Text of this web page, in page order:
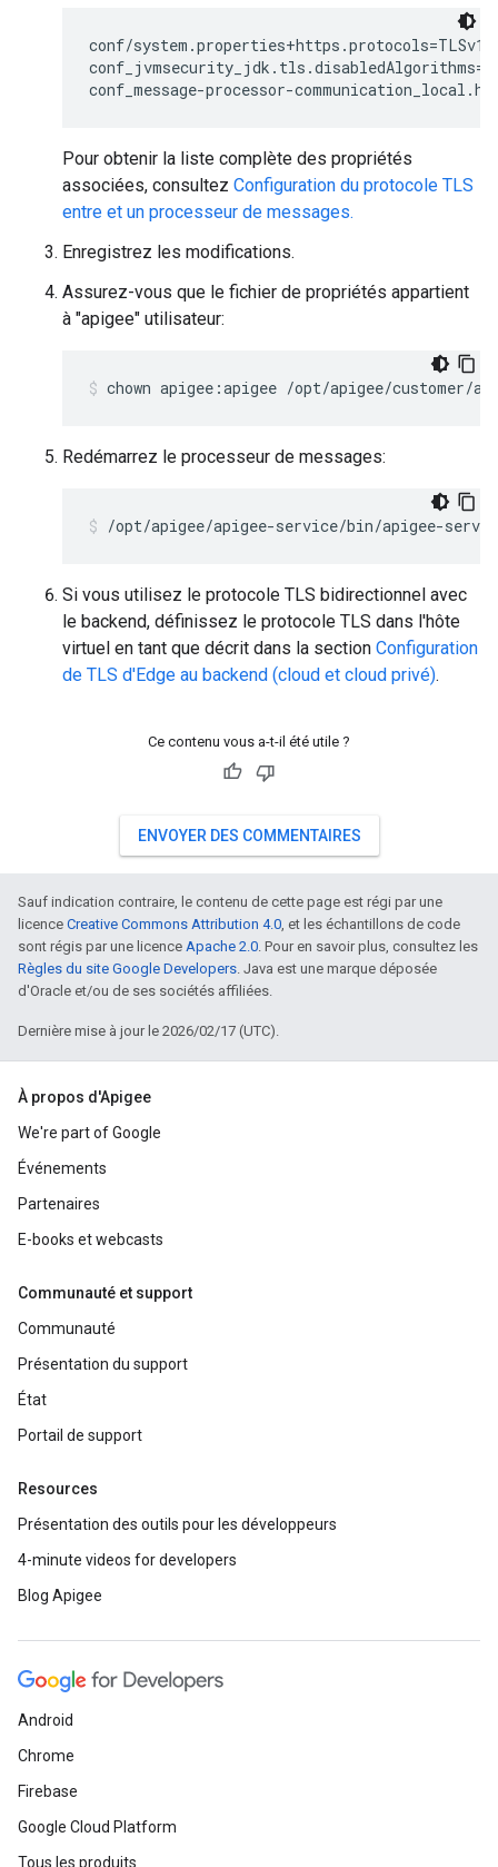
conf/
conf_message-processor-
Pour obtenir la liste complète des propriétés
associées, consultez Configuration du protocole TLS
entre et un processeur de messages.
Enregistrez les modifications.
Assurez-vous que le fichier de propriétés appartient
à "apigee" utilisateur:
chown apigee:apigee /opt/apigee/customer/
Redémarrez le processeur de messages:
/opt/apigee/apigee-service/bin/apigee-
Si vous utilisez le protocole TLS bidirectionnel avec
le backend, définissez le protocole TLS dans l'hôte
virtuel en tant que décrit dans la section Configuration
de TLS d'Edge au backend (cloud et cloud privé).
Ce contenu vous a-t-il été utile ?
ENVOYER DES COMMENTAIRES
Sauf indication contraire, le contenu de cette page est régi par une
licence Creative Commons Attribution 4.0, et les échantillons de code
sont régis par une licence Apache 2.0. Pour en savoir plus, consultez les
Règles du site Google Developers. Java est une marque déposée
d'Oracle et/ou de ses sociétés affiliées.
Dernière mise à jour le 2026/02/17 (UTC).
À propos d'Apigee
We're part of Google
Événements
Partenaires
E-books et webcasts
Communauté et support
Communauté
Présentation du support
État
Portail de support
Resources
Présentation des outils pour les développeurs
4-minute videos for developers
Blog Apigee
Android
Chrome
Firebase
Google Cloud Platform
Tous les produits